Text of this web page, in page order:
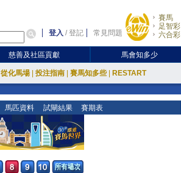
登入 /登記 常見問題
賽馬
足智彩
六合彩
慈善及社區貢獻 馬會知多少
從化馬場 投注指南 賽馬知多些 RESTART
馬匹資料 試閘結果 賽期表